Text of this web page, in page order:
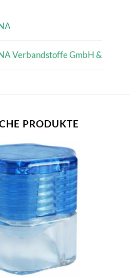
Verbandstoffe GmbH &
PRODUKTE